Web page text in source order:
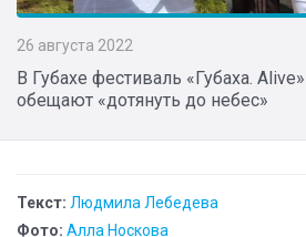
26 августа 2022
В Губахе фестиваль «Губаха.
обещают «дотянуть до небес»
Текст: Людмила Лебедева
Фото: Алла Носкова